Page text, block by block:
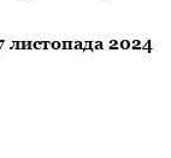
листопада 2024